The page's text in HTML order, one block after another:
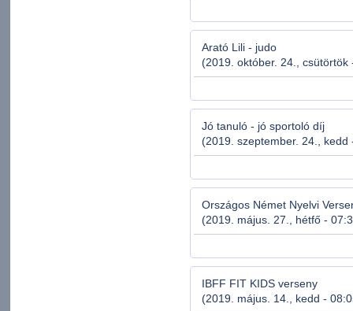
Arató Lili - judo
(2019. október. 24., csütörtök
Jó tanuló - jó sportoló díj
(2019. szeptember. 24., kedd
Országos Német Nyelvi
(2019. május. 27., hétfő -
IBFF FIT KIDS verseny
(2019. május. 14., kedd -